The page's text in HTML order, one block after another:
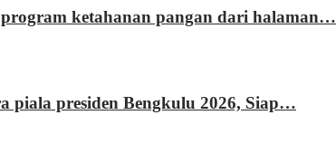
ketahanan pangan dari halaman…
piala presiden Bengkulu 2026, Siap…